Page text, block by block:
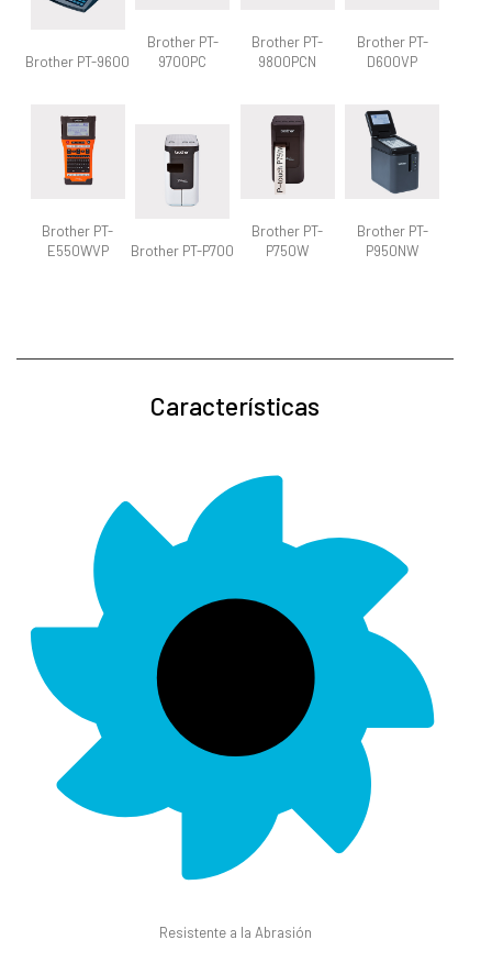
Brother PT-9600
Brother PT-
9700PC
Brother PT-
9800PCN
Brother PT-
D600VP
Brother PT-
E550WVP
Brother PT-P700
Brother PT-
P750W
Brother PT-
P950NW
Características
Resistente a la Abrasión